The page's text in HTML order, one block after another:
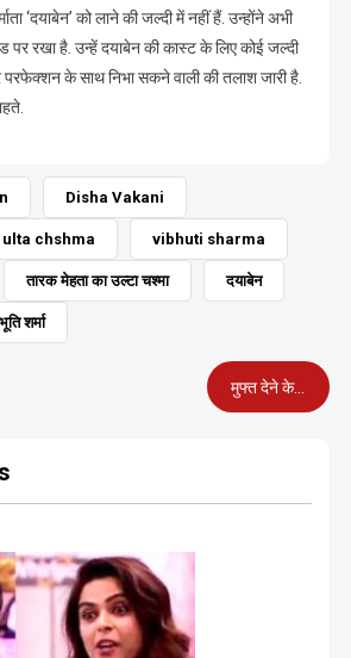
‘दयाबेन’ को लाने की जल्दी में नहीं हैं. उन्होंने अभी
पर रखा है. उन्हें दयाबेन की कास्ट के लिए कोई जल्दी
परफेक्शन के साथ निभा सकने वाली की तलाश जारी है.
Disha Vakani
chshma vibhuti sharma
तारक मेहता का उल्टा चश्मा दयाबेन
शर्मा
मुफ्त देने के बजाय मॉल, बड़े स्टोर जुटे हैं कैरी बैग के धंधे में